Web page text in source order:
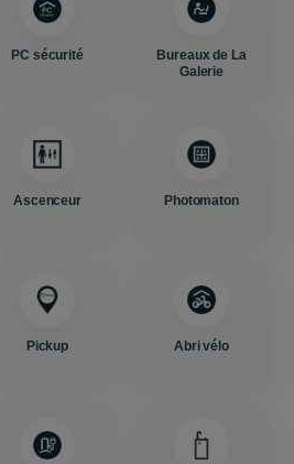
PC sécurité
Bureaux de La
Galerie
Ascenceur Photomaton
Pickup Abri vélo